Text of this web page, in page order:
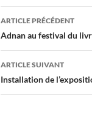
Navigation
des
articles
ARTICLE PRÉCÉDENT
Adnan au festival du
ARTICLE SUIVANT
Installation de